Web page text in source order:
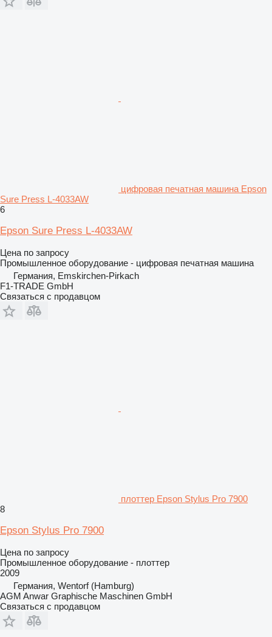
цифровая печатная машина Epson
Sure Press L-4033AW
6
Epson Sure Press L-4033AW
Цена по запросу
Промышленное оборудование - цифровая печатная машина
Германия, Emskirchen-Pirkach
F1-TRADE GmbH
Связаться с продавцом
плоттер Epson Stylus Pro 7900
8
Epson Stylus Pro 7900
Цена по запросу
Промышленное оборудование - плоттер
2009
Германия, Wentorf (Hamburg)
AGM Anwar Graphische Maschinen GmbH
Связаться с продавцом